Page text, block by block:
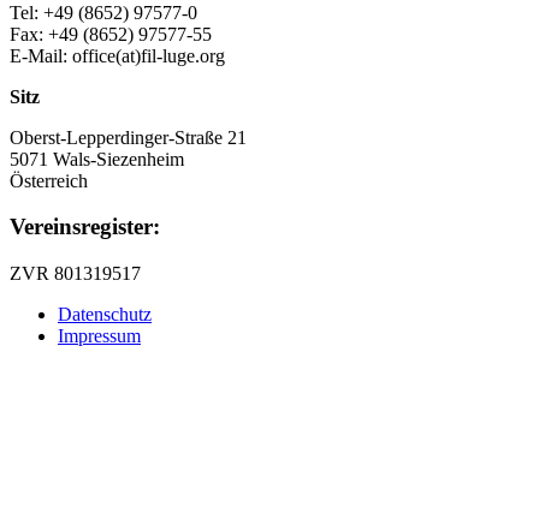
Tel: +49 (8652) 97577-0
Fax: +49 (8652) 97577-55
E-Mail: office(at)fil-luge.org
Sitz
Oberst-Lepperdinger-Straße 21
5071 Wals-Siezenheim
Österreich
Vereinsregister:
ZVR 801319517
Datenschutz
Impressum